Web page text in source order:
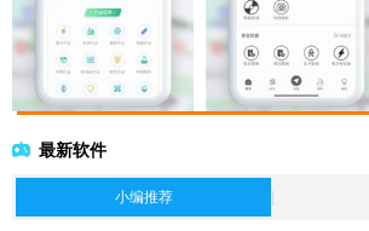
最新软件
小编推荐